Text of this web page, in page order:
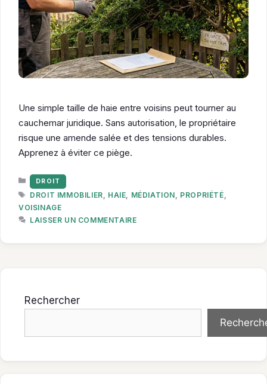
Une simple taille de haie entre voisins peut tourner au
cauchemar juridique. Sans autorisation, le propriétaire
risque une amende salée et des tensions durables.
Apprenez à éviter ce piège.
CATÉGORIES
DROIT
ÉTIQUETTES
DROIT IMMOBILIER HAIE MÉDIATION PROPRIÉTÉ
VOISINAGE
LAISSER UN COMMENTAIRE
Rechercher